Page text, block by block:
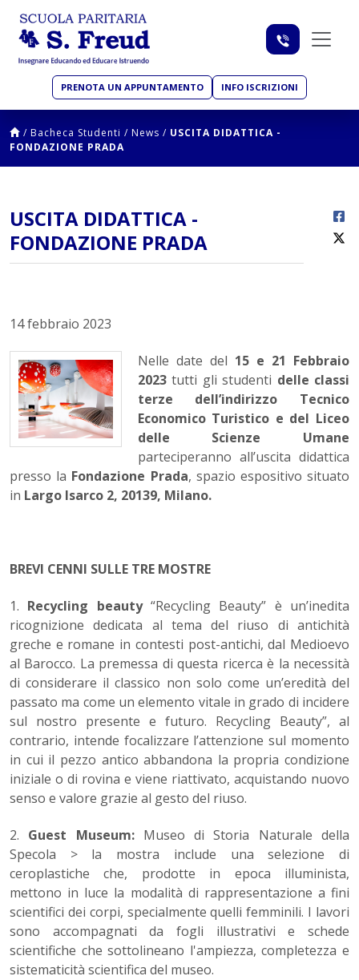
PRENOTA UN APPUNTAMENTO INFO ISCRIZIONI
/ Bacheca Studenti / News / USCITA DIDATTICA -
FONDAZIONE PRADA
USCITA DIDATTICA -
FONDAZIONE PRADA
14 febbraio 2023
Nelle date del 15 e 21 Febbraio
2023tutti gli studenti delle classi
terze dell’indirizzo Tecnico
Economico Turistico e del Liceo
delle Scienze Umane
parteciperanno all’uscita didattica
presso la Fondazione Prada, spazio espositivo situato
in Largo Isarco 2, 20139, Milano.
BREVI CENNI SULLE TRE MOSTRE
1. Recycling beauty“Recycling Beauty” è un’inedita
ricognizione dedicata al tema del riuso di antichità
greche e romane in contesti post-antichi, dal Medioevo
al Barocco. La premessa di questa ricerca è la necessità
di considerare il classico non solo come un’eredità del
passato ma come un elemento vitale in grado di incidere
sul nostro presente e futuro. Recycling Beauty”, al
contrario, intende focalizzare l’attenzione sul momento
in cui il pezzo antico abbandona la propria condizione
iniziale o di rovina e viene riattivato, acquistando nuovo
senso e valore grazie al gesto del riuso.
2. Guest Museum:Museo di Storia Naturale della
Specola > la mostra include una selezione di
ceroplastiche che, prodotte in epoca illuminista,
mettono in luce la modalità di rappresentazione a fini
scientifici dei corpi, specialmente quelli femminili. I lavori
sono accompagnati da fogli illustrativi e schede
scientifiche che sottolineano l'ampiezza, completezza e
sistematicità scientifica del museo.